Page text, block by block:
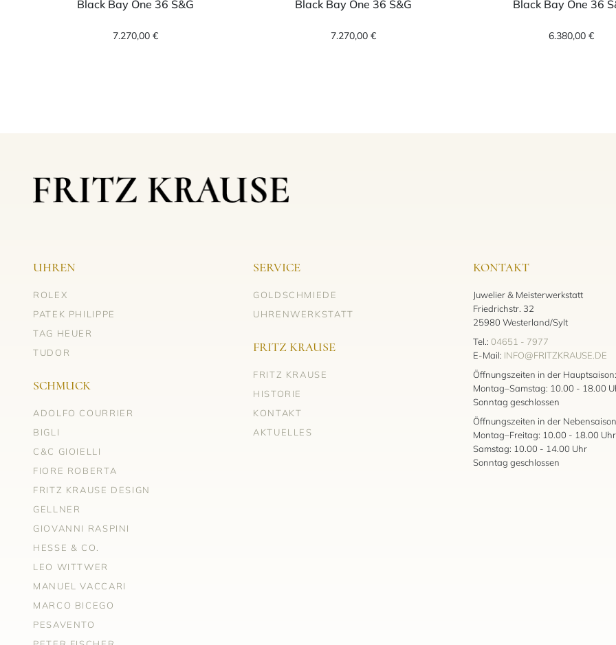
Black Bay One 36 S&G
7.270,00 €
Black Bay One 36 S&G
7.270,00 €
Black Bay One 36
6.380,00 €
UHREN
ROLEX
PATEK PHILIPPE
TAG HEUER
TUDOR
SCHMUCK
ADOLFO COURRIER
BIGLI
C&C GIOIELLI
FIORE ROBERTA
FRITZ KRAUSE DESIGN
GELLNER
GIOVANNI RASPINI
HESSE & CO.
LEO WITTWER
MANUEL VACCARI
MARCO BICEGO
PESAVENTO
SERVICE
GOLDSCHMIEDE
UHRENWERKSTATT
FRITZ KRAUSE
FRITZ KRAUSE
HISTORIE
KONTAKT
AKTUELLES
KONTAKT
Juwelier & Meisterwerkstatt
Friedrichstr. 32
25980 Westerland/Sylt
Tel.: 04651 - 7977
E-Mail: INFO@FRITZKRAUSE.DE
Öffnungszeiten in der Hauptsaison:
Montag–Samstag: 10.00 - 18.00
Sonntag geschlossen
Öffnungszeiten in der
Montag–Freitag: 10.00 - 18.00 Uhr
Samstag: 10.00 - 14.00 Uhr
Sonntag geschlossen